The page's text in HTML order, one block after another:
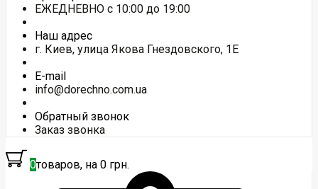
ЕЖЕДНЕВНО с 10:00 до 19:00
Наш адрес
г. Киев, улица Якова Гнездовского, 1Е
E-mail
info@dorechno.com.ua
Обратный звонок
Заказ звонка
0товаров, на 0 грн.